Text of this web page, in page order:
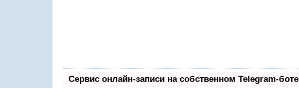
Сервис онлайн-записи на собственном Telegram-боте